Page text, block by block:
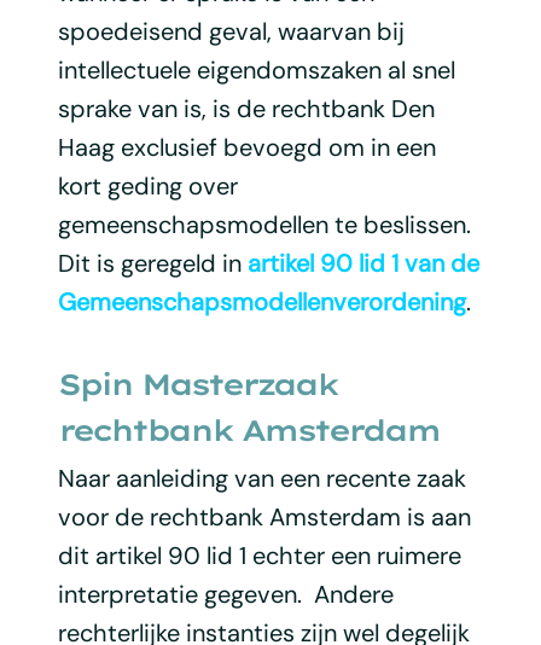
spoedeisend geval, waarvan bij
intellectuele eigendomszaken al snel
sprake van is, is de rechtbank Den
Haag exclusief bevoegd om in een
kort geding over
gemeenschapsmodellen te beslissen.
Dit is geregeld in artikel 90 lid 1 van de
Gemeenschapsmodellenverordening.
Spin Masterzaak
rechtbank Amsterdam
Naar aanleiding van een recente zaak
voor de rechtbank Amsterdam is aan
dit artikel 90 lid 1 echter een ruimere
interpretatie gegeven. Andere
rechterlijke instanties zijn wel degelijk